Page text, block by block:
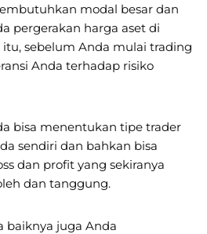
modal besar dan
pergerakan harga aset di
sebelum Anda mulai trading
Anda terhadap risiko
bisa menentukan tipe trader
sendiri dan bahkan bisa
dan profit yang sekiranya
dan tanggung.
baiknya juga Anda